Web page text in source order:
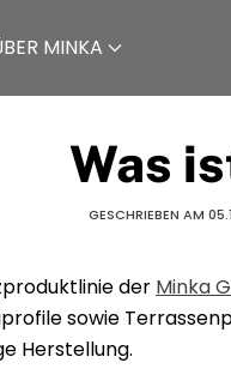
MINKA
Was
GESCHRIEBEN AM
der Minka
sowie
Herstellung.